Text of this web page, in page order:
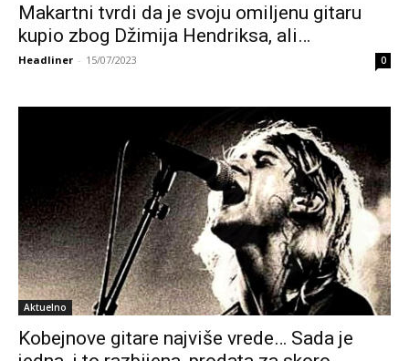
Makartni tvrdi da je svoju omiljenu gitaru
kupio zbog Džimija Hendriksa, ali…
Headliner - 15/07/2023 0
Aktuelno
Kobejnove gitare najviše vrede… Sada je